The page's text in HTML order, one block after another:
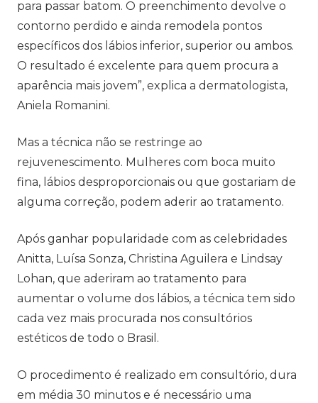
para passar batom. O preenchimento devolve o
contorno perdido e ainda remodela pontos
específicos dos lábios inferior, superior ou ambos.
O resultado é excelente para quem procura a
aparência mais jovem”, explica a dermatologista,
Aniela Romanini.
Mas a técnica não se restringe ao
rejuvenescimento. Mulheres com boca muito
fina, lábios desproporcionais ou que gostariam de
alguma correção, podem aderir ao tratamento.
Após ganhar popularidade com as celebridades
Anitta, Luísa Sonza, Christina Aguilera e Lindsay
Lohan, que aderiram ao tratamento para
aumentar o volume dos lábios, a técnica tem sido
cada vez mais procurada nos consultórios
estéticos de todo o Brasil.
O procedimento é realizado em consultório, dura
em média 30 minutos e é necessário uma